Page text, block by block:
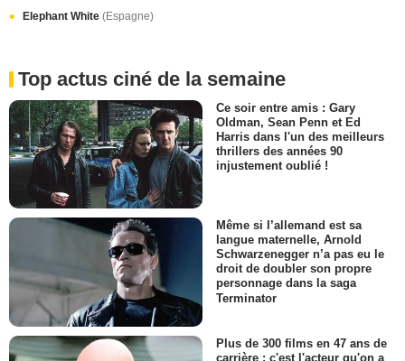
Elephant White (Espagne)
Top actus ciné de la semaine
Ce soir entre amis : Gary
Oldman, Sean Penn et Ed
Harris dans l'un des meilleurs
thrillers des années 90
injustement oublié !
Même si l’allemand est sa
langue maternelle, Arnold
Schwarzenegger n’a pas eu le
droit de doubler son propre
personnage dans la saga
Terminator
Plus de 300 films en 47 ans de
carrière : c'est l'acteur qu'on a